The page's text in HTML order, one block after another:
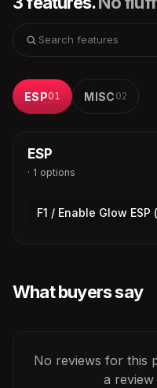
ESP01 MISC 02
ESP
· 1 options
F1 / Enable Glow
What buyers say
No reviews for this
a